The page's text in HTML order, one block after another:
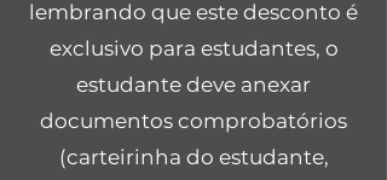
lembrando que este desconto é
exclusivo para estudantes, o
estudante deve anexar
documentos comprobatórios
(carteirinha do estudante,